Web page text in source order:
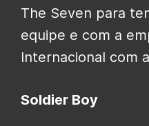
The Seven para
equipe e com a
Internacional com
Soldier Boy